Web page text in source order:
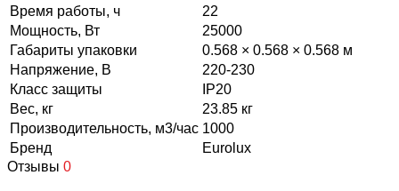
Время работы, ч
22
Мощность, Вт
25000
Габариты упаковки
0.568 × 0.568 × 0.568 м
Напряжение, В
220-230
Класс защиты
IP20
Вес, кг
23.85 кг
Производительность, м3/час 1000
Бренд
Eurolux
Отзывы 0